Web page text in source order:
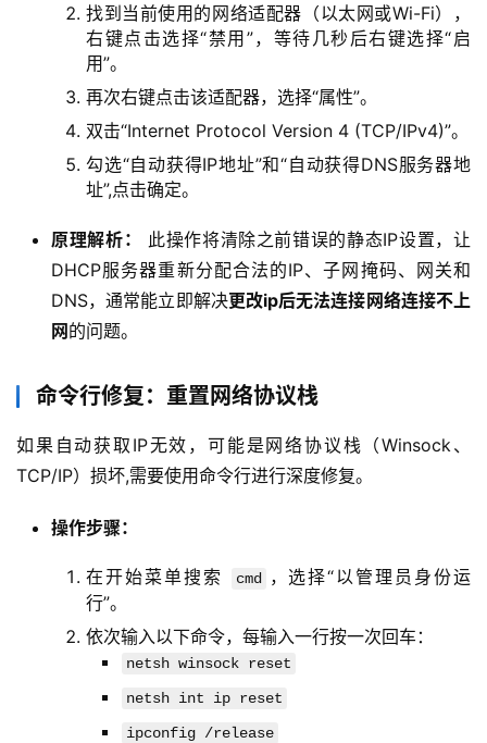
找到当前使用的网络适配器（以太网或Wi-Fi），
右键点击选择“禁用”，等待几秒后右键选择“启
用”。
再次右键点击该适配器，选择“属性”。
双击“Internet Protocol Version 4 (TCP/IPv4)”。
勾选“自动获得IP地址”和“自动获得DNS服务器地
址”,点击确定。
原理解析：
此操作将清除之前错误的静态IP设置，让
DHCP服务器重新分配合法的IP、子网掩码、网关和
DNS，通常能立即解决更改ip后无法连接网络连接不上
网的问题。
命令行修复：重置网络协议栈
如果自动获取IP无效，可能是网络协议栈（Winsock、
TCP/IP）损坏,需要使用命令行进行深度修复。
操作步骤：
在开始菜单搜索 cmd
，选择“以管理员身份运
行”。
依次输入以下命令，每输入一行按一次回车：
netsh winsock reset
netsh int ip reset
ipconfig /release